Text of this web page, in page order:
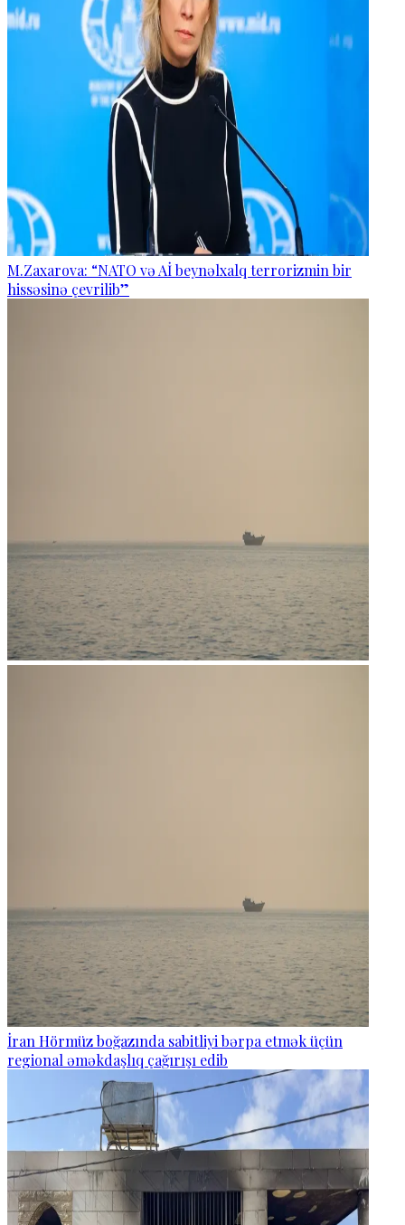
M.Zaxarova: “NATO və Aİ beynəlxalq terrorizmin bir
hissəsinə çevrilib”
İran Hörmüz boğazında sabitliyi bərpa etmək üçün
regional əməkdaşlıq çağırışı edib